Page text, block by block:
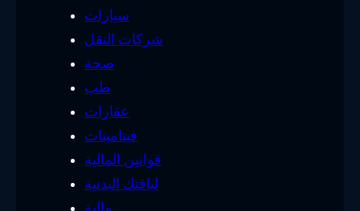
سيارات
شركات النقل
صحة
طب
عقارات
فيتامينات
قوانين المالية
لياقتك البدنية
مالية